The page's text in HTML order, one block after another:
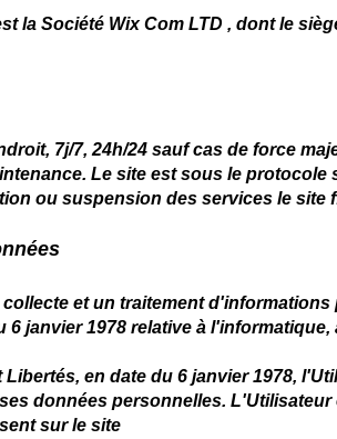
la Société Wix Com LTD , dont le
7j/7, 24h/24 sauf cas de force
Le site est sous le protocole
ou suspension des services le site
et un traitement
6 janvier 1978 relative à
en date du 6 janvier 1978,
données personnelles. L'Utilisateur
sur le site